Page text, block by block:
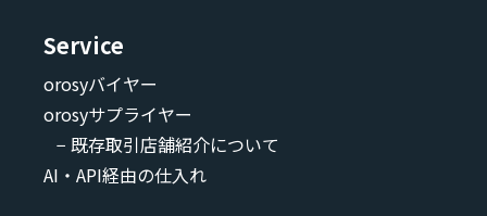
Service
orosyバイヤー
orosyサプライヤー
− 既存取引店舗紹介について
AI・API経由の仕入れ